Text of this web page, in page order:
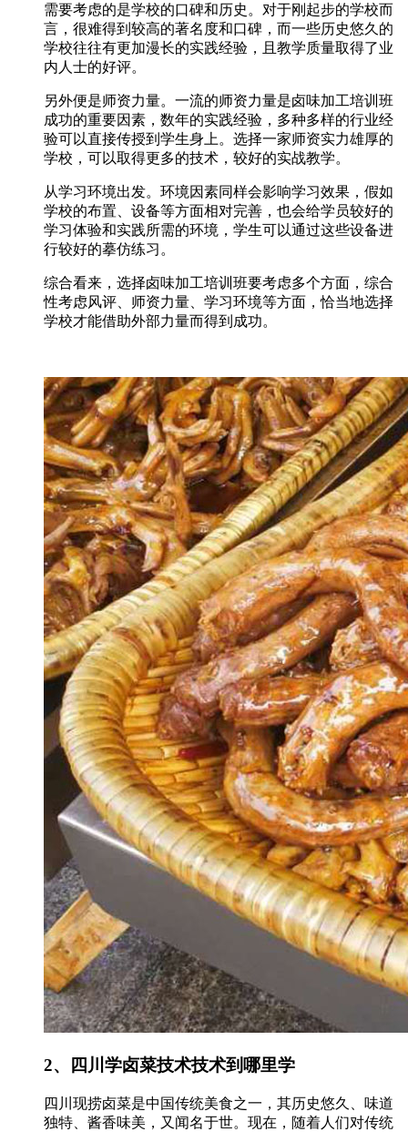
需要考虑的是学校的口碑和历史。对于刚起步的学校而
言，很难得到较高的著名度和口碑，而一些历史悠久的
学校往往有更加漫长的实践经验，且教学质量取得了业
内人士的好评。
另外便是师资力量。一流的师资力量是卤味加工培训班
成功的重要因素，数年的实践经验，多种多样的行业经
验可以直接传授到学生身上。选择一家师资实力雄厚的
学校，可以取得更多的技术，较好的实战教学。
从学习环境出发。环境因素同样会影响学习效果，假如
学校的布置、设备等方面相对完善，也会给学员较好的
学习体验和实践所需的环境，学生可以通过这些设备进
行较好的摹仿练习。
综合看来，选择卤味加工培训班要考虑多个方面，综合
性考虑风评、师资力量、学习环境等方面，恰当地选择
学校才能借助外部力量而得到成功。
2、四川学卤菜技术技术到哪里学
四川现捞卤菜是中国传统美食之一，其历史悠久、味道
独特、酱香味美，又闻名于世。现在，随着人们对传统